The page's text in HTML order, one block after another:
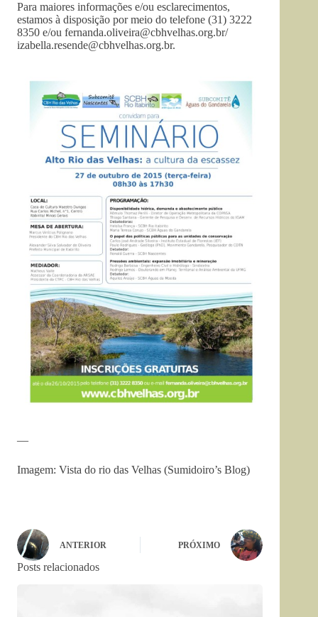
Para maiores informações e/ou esclarecimentos,
estamos à disposição por meio do telefone (31) 3222
8350 e/ou fernanda.oliveira@cbhvelhas.org.br/
izabella.resende@cbhvelhas.org.br.
—
Imagem: Vista do rio das Velhas (Sumidoiro’s Blog)
ANTERIOR PRÓXIMO
Posts relacionados